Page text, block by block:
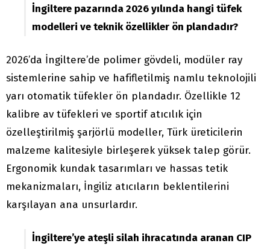
İngiltere pazarında 2026 yılında hangi tüfek
modelleri ve teknik özellikler ön plandadır?
2026’da İngiltere’de polimer gövdeli, modüler ray
sistemlerine sahip ve hafifletilmiş namlu teknolojili
yarı otomatik tüfekler ön plandadır. Özellikle 12
kalibre av tüfekleri ve sportif atıcılık için
özelleştirilmiş şarjörlü modeller, Türk üreticilerin
malzeme kalitesiyle birleşerek yüksek talep görür.
Ergonomik kundak tasarımları ve hassas tetik
mekanizmaları, İngiliz atıcıların beklentilerini
karşılayan ana unsurlardır.
İngiltere’ye ateşli silah ihracatında aranan CIP